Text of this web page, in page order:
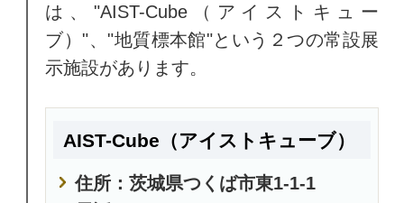
は、"AIST-Cube（アイストキュー
ブ）"、"地質標本館"という２つの常設展
示施設があります。
AIST-Cube（アイストキューブ）
住所：茨城県つくば市東1-1-1